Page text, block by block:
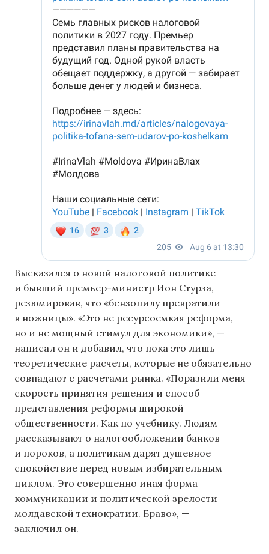
Высказался о новой налоговой политике
и бывший премьер-министр Ион Стурза,
резюмировав, что «бензопилу превратили
в ножницы». «Это не ресурсоемкая реформа,
но и не мощный стимул для экономики», —
написал он и добавил, что пока это лишь
теоретические расчеты, которые не обязательно
совпадают с расчетами рынка. «Поразили меня
скорость принятия решения и способ
представления реформы широкой
общественности. Как по учебнику. Людям
рассказывают о налогообложении банков
и пороков, а политикам дарят душевное
спокойствие перед новым избирательным
циклом. Это совершенно иная форма
коммуникации и политической зрелости
молдавской технократии. Браво», —
заключил он.